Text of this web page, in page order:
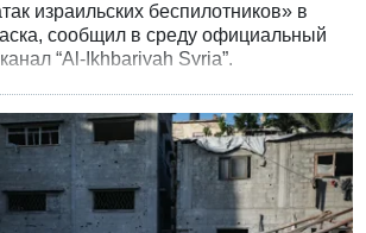
израильских беспилотников» в
сообщил в среду официальный
“Al-Ikhbariyah Syria”.